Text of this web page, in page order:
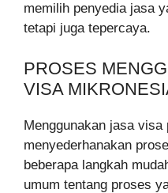
memilih penyedia jasa
tetapi juga tepercaya.
PROSES
VISA
Menggunakan jasa visa
menyederhanakan
beberapa langkah
umum tentang proses